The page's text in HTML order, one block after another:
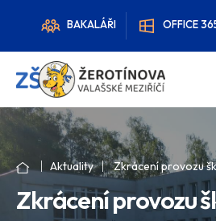
BAKALÁŘI OFFICE
Aktuality Zkrácení provozu
Zkrácení provozu